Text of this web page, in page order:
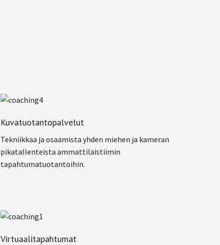
Kuvatuotantopalvelut
Tekniikkaa ja osaamista yhden miehen ja kameran
pikatallenteista ammattilaistiimin
tapahtumatuotantoihin.
Virtuaalitapahtumat